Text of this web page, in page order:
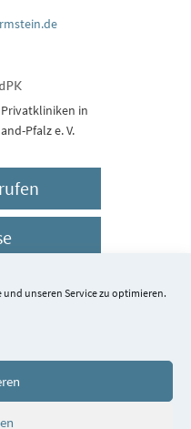
unseren Service zu optimieren.
in
Pfalz e. V.
Dirmstein